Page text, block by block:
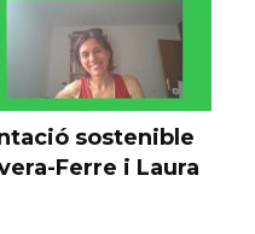
sostenible
Ferre i Laura